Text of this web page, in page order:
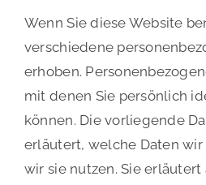
Wenn Sie diese Website
verschiedene
erhoben.
mit denen Sie persönlich
können. Die vorliegende
erläutert, welche Daten
wir sie nutzen. Sie erläutert